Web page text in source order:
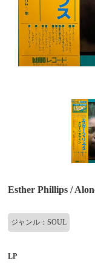
Esther Phillips /
ジャンル：SOUL
LP